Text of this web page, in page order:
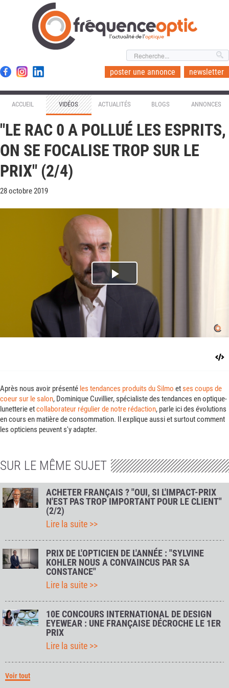
l'actualité de l'optique
poster une annonce newsletter
ACCUEIL VIDÉOS ACTUALITÉS BLOGS ANNONCES
"LE RAC 0 A POLLUÉ LES ESPRITS,
ON SE FOCALISE TROP SUR LE
PRIX" (2/4)
28 octobre 2019
Play
Video
Après nous avoir présenté les tendances produits du Silmo et ses coups de
coeur sur le salon, Dominique Cuvillier, spécialiste des tendances en optique-
lunetterie etcollaborateur régulier de notre rédaction, parle ici des évolutions
en cours en matière de consommation. Il explique aussi et surtout comment
les opticiens peuvent s'y adapter.
SUR LE MÊME SUJET
ACHETER FRANÇAIS ? "OUI, SI L'IMPACT-PRIX
N'EST PAS TROP IMPORTANT POUR LE CLIENT"
(2/2)
Lire la suite >>
PRIX DE L'OPTICIEN DE L'ANNÉE : "SYLVINE
KOHLER NOUS A CONVAINCUS PAR SA
CONSTANCE"
Lire la suite >>
10E CONCOURS INTERNATIONAL DE DESIGN
EYEWEAR : UNE FRANÇAISE DÉCROCHE LE 1ER
PRIX
Lire la suite >>
Voir tout